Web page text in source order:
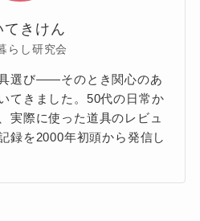
てきけん
らし研究会
選び——そのとき関心のあ
てきました。50代の日常か
実際に使った道具のレビュ
録を2000年初頭から発信し